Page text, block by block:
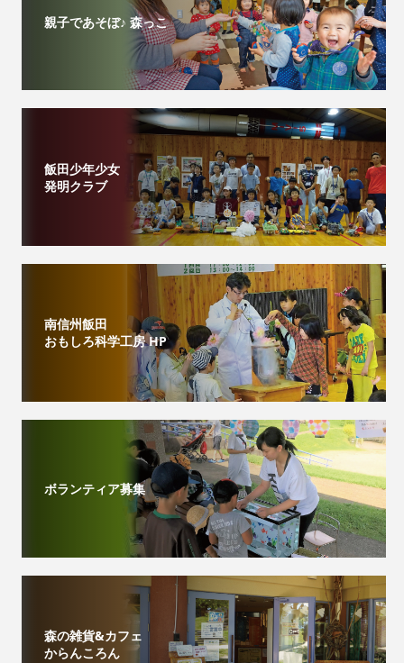
親子であそぼ♪ 森っこ
飯田少年少女
発明クラブ
南信州飯田
おもしろ科学工房 HP
ボランティア募集
森の雑貨&カフェ
からんころん